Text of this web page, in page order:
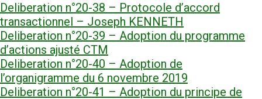
Deliberation n°20-38 – Protocole d’accord
transactionnel – Joseph KENNETH
Deliberation n°20-39 – Adoption du programme
d’actions ajusté CTM
Deliberation n°20-40 – Adoption de
l’organigramme du 6 novembre 2019
Deliberation n°20-41 – Adoption du principe de